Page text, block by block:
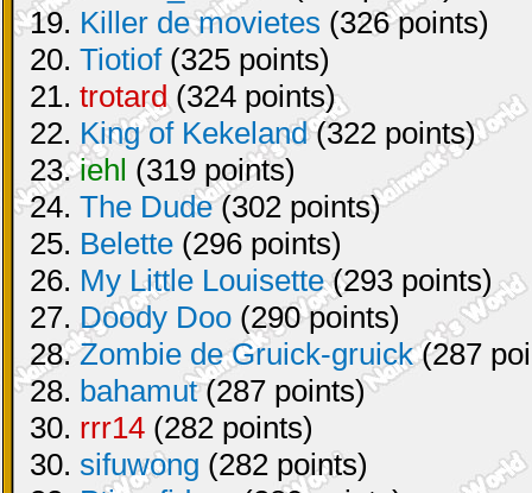
19. Killer de movietes (326 points)
20. Tiotiof(325 points)
21. trotard(324 points)
22. King of Kekeland(322 points)
23.iehl (319 points)
24. The Dude(302 points)
25. Belette (296 points)
26. My Little Louisette(293 points)
27. Doody Doo (290 points)
28.Zombie de Gruick-gruick(287
28. bahamut(287 points)
30. rrr14 (282 points)
30. sifuwong (282 points)